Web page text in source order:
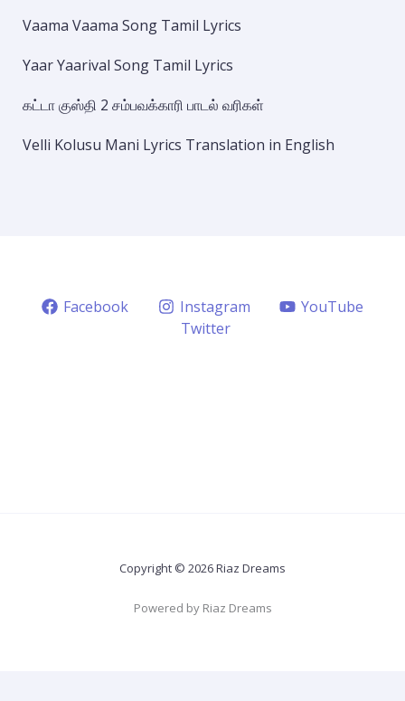
Vaama Vaama Song Tamil Lyrics
Yaar Yaarival Song Tamil Lyrics
கட்டா குஸ்தி 2 சம்பவக்காரி பாடல் வரிகள்
Velli Kolusu Mani Lyrics Translation in English
Facebook Instagram
YouTube
Twitter
Copyright © 2026 Riaz Dreams
Powered by Riaz Dreams